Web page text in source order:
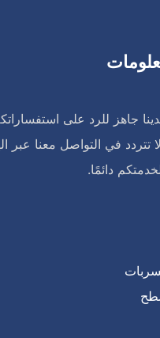
جاهز للرد على
في التواصل معنا عبر
دائمًا.